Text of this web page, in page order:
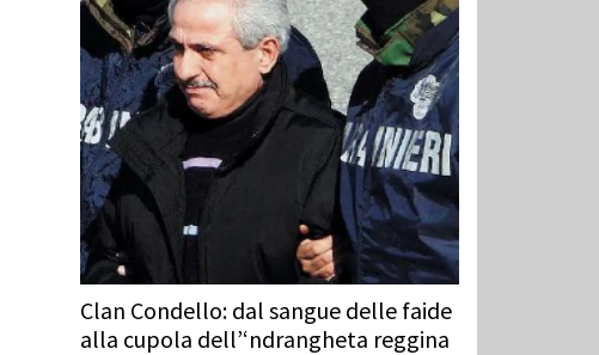
Clan Condello: dal sangue delle faide
alla cupola dell’‘ndrangheta reggina